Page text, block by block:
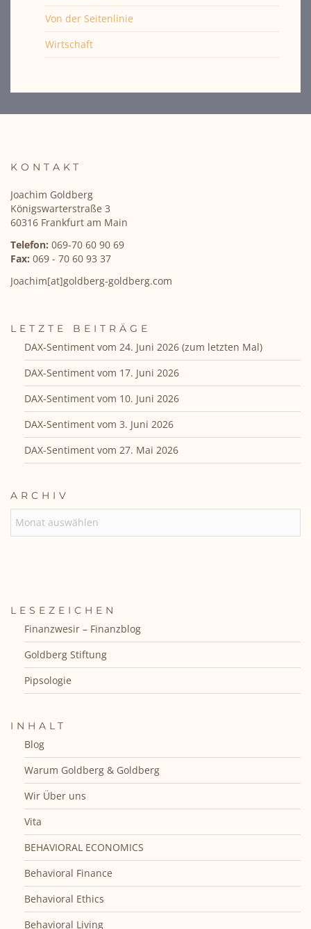
Von der Seitenlinie
Wirtschaft
KONTAKT
Joachim Goldberg
Königswarterstraße 3
60316 Frankfurt am Main
Telefon: 069-70 60 90 69
Fax: 069 - 70 60 93 37
Joachim[at]goldberg-goldberg.com
LETZTE BEITRÄGE
DAX-Sentiment vom 24. Juni 2026 (zum letzten Mal)
DAX-Sentiment vom 17. Juni 2026
DAX-Sentiment vom 10. Juni 2026
DAX-Sentiment vom 3. Juni 2026
DAX-Sentiment vom 27. Mai 2026
ARCHIV
LESEZEICHEN
Finanzwesir – Finanzblog
Goldberg Stiftung
Pipsologie
INHALT
Blog
Warum Goldberg & Goldberg
Wir Über uns
Vita
BEHAVIORAL ECONOMICS
Behavioral Finance
Behavioral Ethics
Behavioral Living